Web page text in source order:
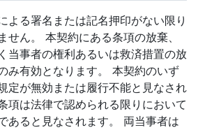
よる署名または記名押印がない限り
せん。 本契約にある条項の放棄、
当事者の権利あるいは救済措置の放
み有効となります。 本契約のいず
定が無効または履行不能と見なされ
項は法律で認められる限りにおいて
あると見なされます。 両当事者は